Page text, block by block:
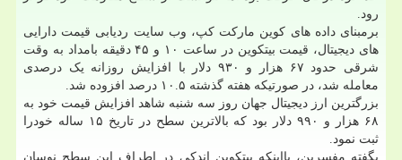
رود.
برمبنای داده های کوین مارکت کپ، وب سایت ردیابی قیمت دارایی
های دیجیتال، قیمت بیتکوین در ساعت ۱۰ و ۴۵ دقیقه بامداد به وقت
شرقی حدود ۶۷ هزار و ۹۳۰ دلار با افزایش روزانه یک درصدی
معامله شد، در صورتیکه هفته گذشته ۱۰.۵ درصد افزوده شد.
بزرگترین ارز دیجیتال جهان روز سه شنبه شاهد افزایش قیمت خود به
۶۸ هزار و ۹۹۰ دلار بود که بالاترین سطح در تاریخ ۱۵ ساله خودرا
ثبت نمود.
بگفته مفسرین، بااینکه بیتکوین اندکی در اطراف این سطح نوسان